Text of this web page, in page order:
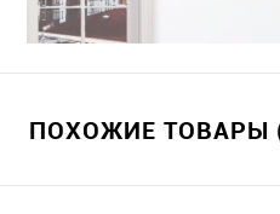
ПОХОЖИЕ ТОВАРЫ